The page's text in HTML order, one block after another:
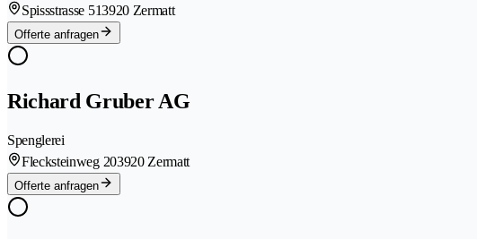
Spissstrasse 513920 Zermatt
Offerte anfragen
Richard Gruber AG
Spenglerei
Flecksteinweg 203920 Zermatt
Offerte anfragen